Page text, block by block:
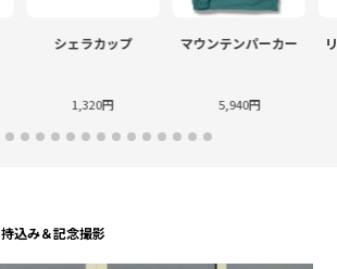
シェラカップ
1,320円
マウンテンパーカー
5,940円
持込み＆記念撮影